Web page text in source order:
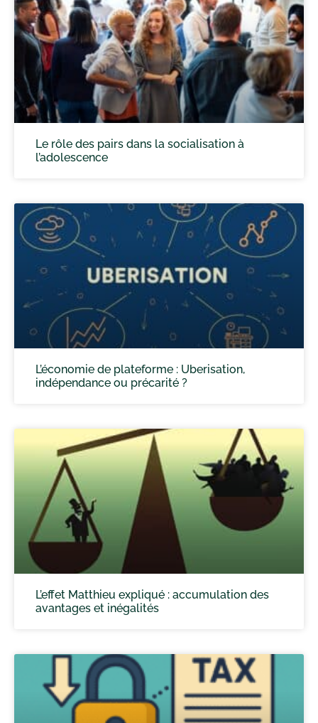
Le rôle des pairs dans la socialisation à
l’adolescence
L’économie de plateforme : Uberisation,
indépendance ou précarité ?
L’effet Matthieu expliqué : accumulation des
avantages et inégalités